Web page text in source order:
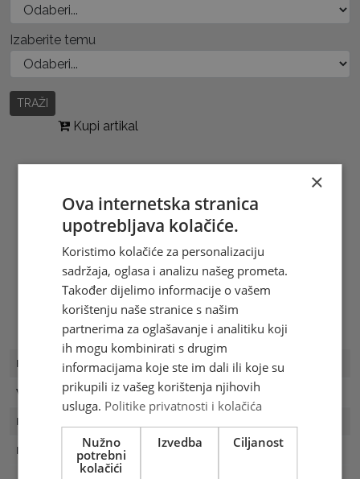
Izaberite temu
TRAŽI
Kupi artikal
FDC Broj FDC HP 12/18
Vrijednost 2.40 KM
Prvi dan
Naklada 300
×
Ova internetska stranica
upotrebljava kolačiće.
Koristimo kolačiće za personalizaciju
sadržaja, oglasa i analizu našeg prometa.
Također dijelimo informacije o vašem
korištenju naše stranice s našim
partnerima za oglašavanje i analitiku koji
ih mogu kombinirati s drugim
informacijama koje ste im dali ili koje su
prikupili iz vašeg korištenja njihovih
usluga. Politike privatnosti i kolačića
Nužno
potrebni
kolačići
Izvedba Ciljanost